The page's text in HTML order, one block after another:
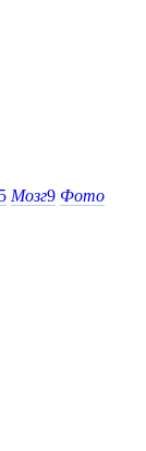
Мозг9 Фото